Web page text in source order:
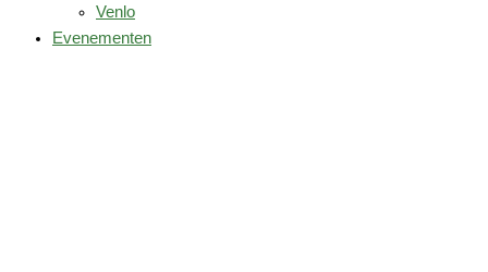
Venlo
Evenementen